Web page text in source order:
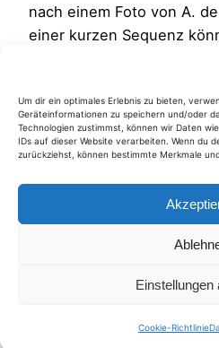
Um dir ein optimales Erlebnis zu bieten,
Geräteinformationen zu speichern und/oder
Technologien zustimmst, können wir Daten
IDs auf dieser Website verarbeiten. Wenn du
zurückziehst, können bestimmte Merkmale
Einstellungen
Cookie-Richtlinie
nach einem Foto von A.
einer kurzen Sequenz
des Tanzes, von dem
aussergewöhnlichen
5. Mai 2010